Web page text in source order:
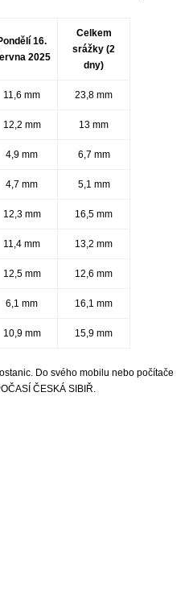
16.
2025
Celkem
srážky (2
dny)
11,6 mm 23,8 mm
12,2 mm 13 mm
4,9 mm 6,7 mm
4,7 mm 5,1 mm
12,3 mm 16,5 mm
11,4 mm 13,2 mm
12,5 mm 12,6 mm
6,1 mm 16,1 mm
10,9 mm 15,9 mm
Do svého mobilu nebo počítače
ČESKÁ SIBIŘ.